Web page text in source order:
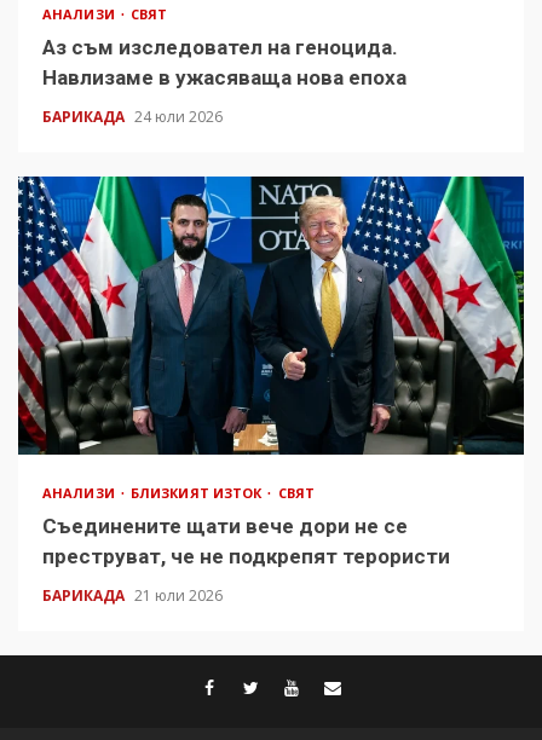
АНАЛИЗИ СВЯТ
Аз съм изследовател на геноцида.
Навлизаме в ужасяваща нова епоха
БАРИКАДА 24 юли 2026
АНАЛИЗИ БЛИЗКИЯТ ИЗТОК СВЯТ
Съединените щати вече дори не се
преструват, че не подкрепят терористи
БАРИКАДА 21 юли 2026
facebook
twitter
youtube